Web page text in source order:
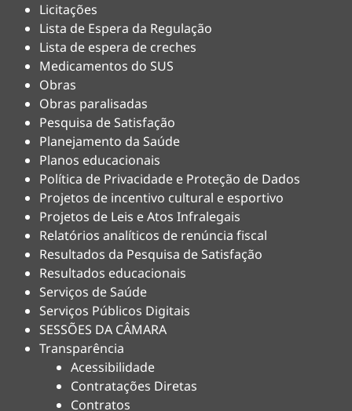
Licitações
Lista de Espera da Regulação
Lista de espera de creches
Medicamentos do SUS
Obras
Obras paralisadas
Pesquisa de Satisfação
Planejamento da Saúde
Planos educacionais
Política de Privacidade e Proteção de Dados
Projetos de incentivo cultural e esportivo
Projetos de Leis e Atos Infralegais
Relatórios analíticos de renúncia fiscal
Resultados da Pesquisa de Satisfação
Resultados educacionais
Serviços de Saúde
Serviços Públicos Digitais
SESSÕES DA CÂMARA
Transparência
Acessibilidade
Contratações Diretas
Contratos